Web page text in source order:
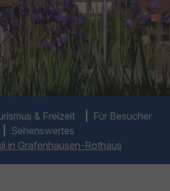
& Freizeit
Für Besucher
Sehenswertes
in Grafenhausen-Rothaus